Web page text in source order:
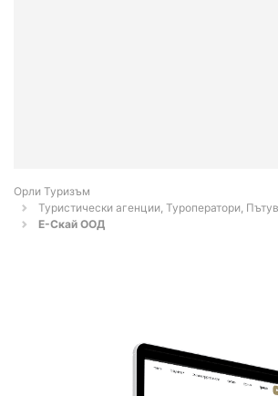
Орли Туризъм
Туристически агенции, Туроператори,
Е-Скай ООД